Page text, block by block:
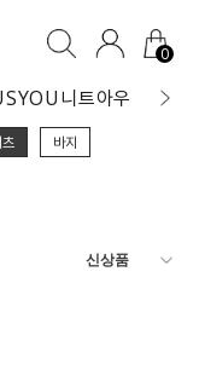
0
니트아우터 블라
바지